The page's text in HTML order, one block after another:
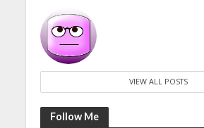
VIEW ALL POSTS
Follow Me